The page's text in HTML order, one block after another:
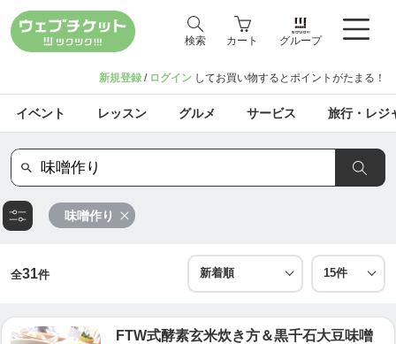
検索 カート グループ
新規登録 / ログイン してお買い物するとポイントがたまる！
イベント レッスン グルメ サービス 旅行・レジ
味噌作り
全31件
FTW式酵素玄米炊き方＆黒千石大豆味噌